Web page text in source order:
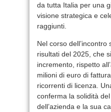
da tutta Italia per una
visione strategica e
raggiunti.
Nel corso
risultati del 2025, che
incremento, rispetto
milioni di euro di
ricorrenti di licenza.
conferma la solidità
dell’azienda e la sua